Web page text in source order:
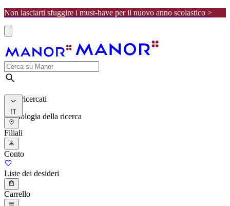
Non lasciarti sfuggire i must-have per il nuovo anno scolastico >
I più ricercati
Cronologia della ricerca
IT
Filiali
Conto
Liste dei desideri
Carrello